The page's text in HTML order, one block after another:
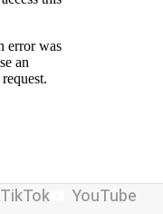
TikTok YouTube